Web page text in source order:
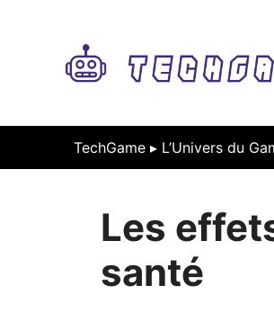
TechGame ▸ L’Univers du
Les
santé